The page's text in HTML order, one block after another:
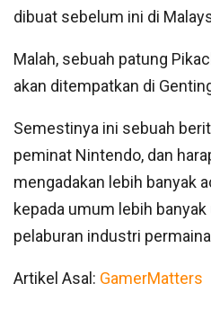
dibuat sebelum ini di
Malah, sebuah patung
akan ditempatkan di
Semestinya ini sebuah
peminat Nintendo, dan
mengadakan lebih banyak
kepada umum lebih
pelaburan industri
Artikel Asal: GamerMatters